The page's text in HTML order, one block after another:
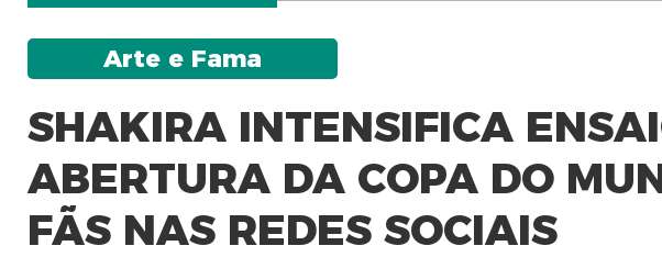
Arte e Fama
SHAKIRA INTENSIFICA
ABERTURA DA COPA DO
FÃS NAS REDES SOCIAIS